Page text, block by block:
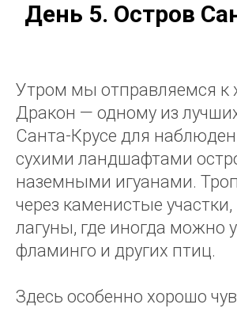
День 5. Остров
Утром мы отправляемся к
Дракон — одному из
Санта-Крусе для
сухими ландшафтами
наземными игуанами.
через каменистые участки,
лагуны, где иногда можно
фламинго и других птиц.
Здесь особенно хорошо